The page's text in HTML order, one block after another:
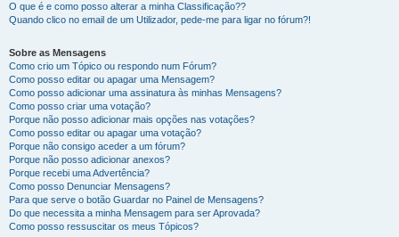
O que é e como posso alterar a minha Classificação??
Quando clico no email de um Utilizador, pede-me para ligar no fórum?!
Sobre as Mensagens
Como crio um Tópico ou respondo num Fórum?
Como posso editar ou apagar uma Mensagem?
Como posso adicionar uma assinatura às minhas Mensagens?
Como posso criar uma votação?
Porque não posso adicionar mais opções nas votações?
Como posso editar ou apagar uma votação?
Porque não consigo aceder a um fórum?
Porque não posso adicionar anexos?
Porque recebi uma Advertência?
Como posso Denunciar Mensagens?
Para que serve o botão Guardar no Painel de Mensagens?
Do que necessita a minha Mensagem para ser Aprovada?
Como posso ressuscitar os meus Tópicos?